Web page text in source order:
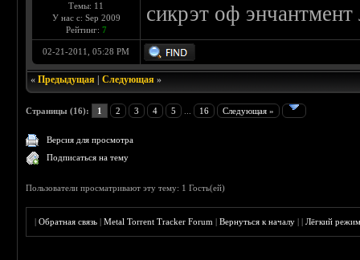
Темы: 11
У нас с: Sep 2009
Рейтинг: 7
сикрэт оф
02-21-2011, 05:28 PM
«Предыдущая |Следующая »
Страницы (16): 1 2 3 4 5 16 Следующая »
Версия для просмотра
Подписаться на тему
Пользователи просматривают эту тему: 1 Гость(ей)
|Обратная связь |Metal Torrent Tracker Forum |Вернуться к началу ||Лёгкий